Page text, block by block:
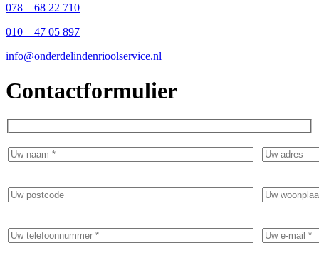
078 – 68 22 710
010 – 47 05 897
info@onderdelindenrioolservice.nl
Contactformulier